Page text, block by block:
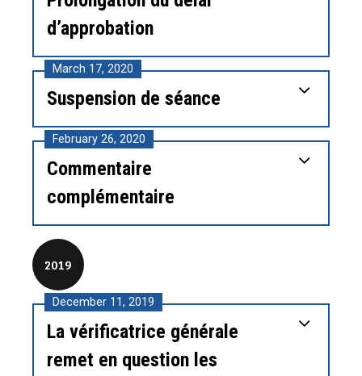
d’approbation
March 17, 2020
Suspension de séance
February 26, 2020
Commentaire
complémentaire
2019
December 11, 2019
La vérificatrice générale
remet en question les